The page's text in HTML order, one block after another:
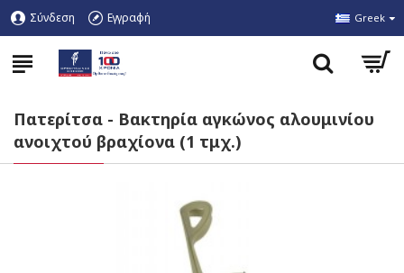
Σύνδεση Εγγραφή Greek
Πατερίτσα - Βακτηρία αγκώνος αλουμινίου
ανοιχτού βραχίονα (1 τμχ.)